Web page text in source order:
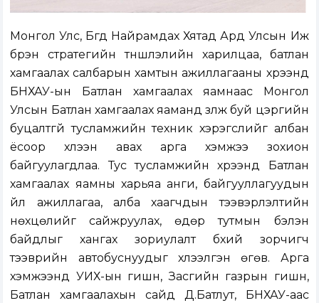
Монгол Улс, Бүгд Найрамдах Хятад Ард Улсын Иж
бүрэн стратегийн түншлэлийн харилцаа, батлан
хамгаалах салбарын хамтын ажиллагааны хүрээнд
БНХАУ-ын Батлан хамгаалах яамнаас Монгол
Улсын Батлан хамгаалах яаманд үзүүлж буй цэргийн
буцалтгүй тусламжийн техник хэрэгслийг албан
ёсоор хүлээн авах арга хэмжээ зохион
байгуулагдлаа. Тус тусламжийн хүрээнд Батлан
хамгаалах яамны харьяа анги, байгууллагуудын
үйл ажиллагаа, алба хаагчдын тээвэрлэлтийн
нөхцөлийг сайжруулах, өдөр тутмын бэлэн
байдлыг хангах зориулалт бүхий зорчигч
тээврийн автобуснуудыг хүлээлгэн өгөв. Арга
хэмжээнд УИХ-ын гишүүн, Засгийн газрын гишүүн,
Батлан хамгаалахын сайд Д.Батлут, БНХАУ-аас